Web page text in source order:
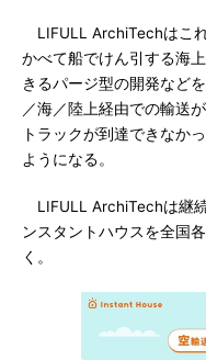
LIFULL ArchiTechはこ
かべて船でけん引する海
きるパージ型の開発など
／海／陸上経由での輸送
トラックが到達できなか
ようになる。
LIFULL ArchiTechは継
ンスタントハウスを全国
く。